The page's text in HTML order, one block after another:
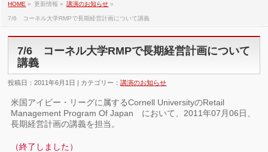
HOME » 更新情報 » 講演のお知らせ »
7/6 コーネル大学RMPで長期経営計画について講義
7/6 コーネル大学RMPで長期経営計画について
講義
投稿日：2011年6月1日 | カテゴリー：講演のお知らせ
米国アイビー・リーグに属するCornell UniversityのRetail
Management Program Of Japan において、2011年07月06日、
長期経営計画の講義を担当。
（終了しました）